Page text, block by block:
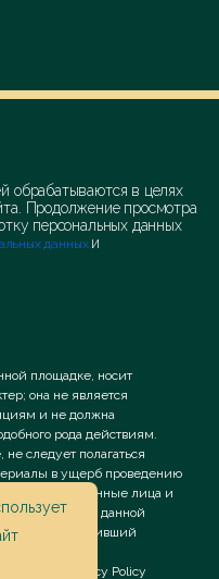
обрабатываются в целях
Продолжение просмотра
персональных данных
данных и
площадке, носит
она не является
и не должна
рода действиям.
следует полагаться
в ущерб проведению
аффилированные лица и
использование данной
ущерб, наступивший
Google
Privacy Policy